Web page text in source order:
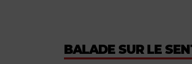
BALADE SUR LE